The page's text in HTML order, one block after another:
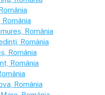
România
, România
, România
, România
, România
, România
, România